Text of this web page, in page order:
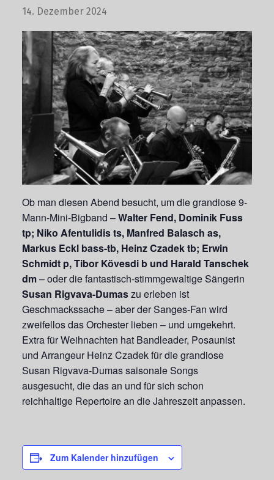
14. Dezember 2024
Ob man diesen Abend besucht, um die grandiose 9-
Mann-Mini-Bigband –Walter Fend, Dominik Fuss
tp; Niko Afentulidis ts, Manfred Balasch as,
Markus Eckl bass-tb, Heinz Czadek tb; Erwin
Schmidt p, Tibor Kövesdi b und Harald Tanschek
dm– oder die fantastisch-stimmgewaltige Sängerin
Susan Rigvava-Dumaszu erleben ist
Geschmackssache – aber der Sanges-Fan wird
zweifellos das Orchester lieben – und umgekehrt.
Extra für Weihnachten hat Bandleader, Posaunist
und Arrangeur Heinz Czadek für die grandiose
Susan Rigvava-Dumas saisonale Songs
ausgesucht, die das an und für sich schon
reichhaltige Repertoire an die Jahreszeit anpassen.
Zum Kalender hinzufügen